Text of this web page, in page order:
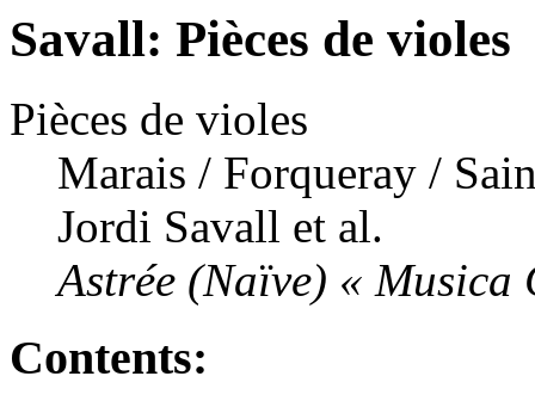
Savall: Pièces de violes
Pièces de violes
Marais / Forqueray /
Jordi Savall et al.
Astrée (Naïve) « Musica
Contents: